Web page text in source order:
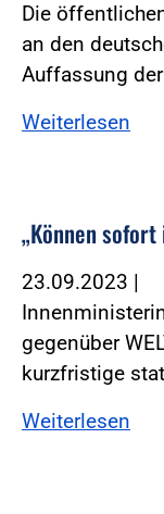
Die
an den
Auffassung
Weiterlesen
„Können
23.09.2023 |
gegenüber
kurzfristige
Weiterlesen